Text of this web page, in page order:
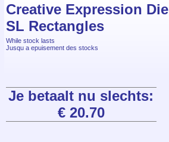
Creative Expression Die
SL Rectangles
While stock lasts
Jusqu a epuisement des stocks
Je betaalt nu slechts:
€ 20.70